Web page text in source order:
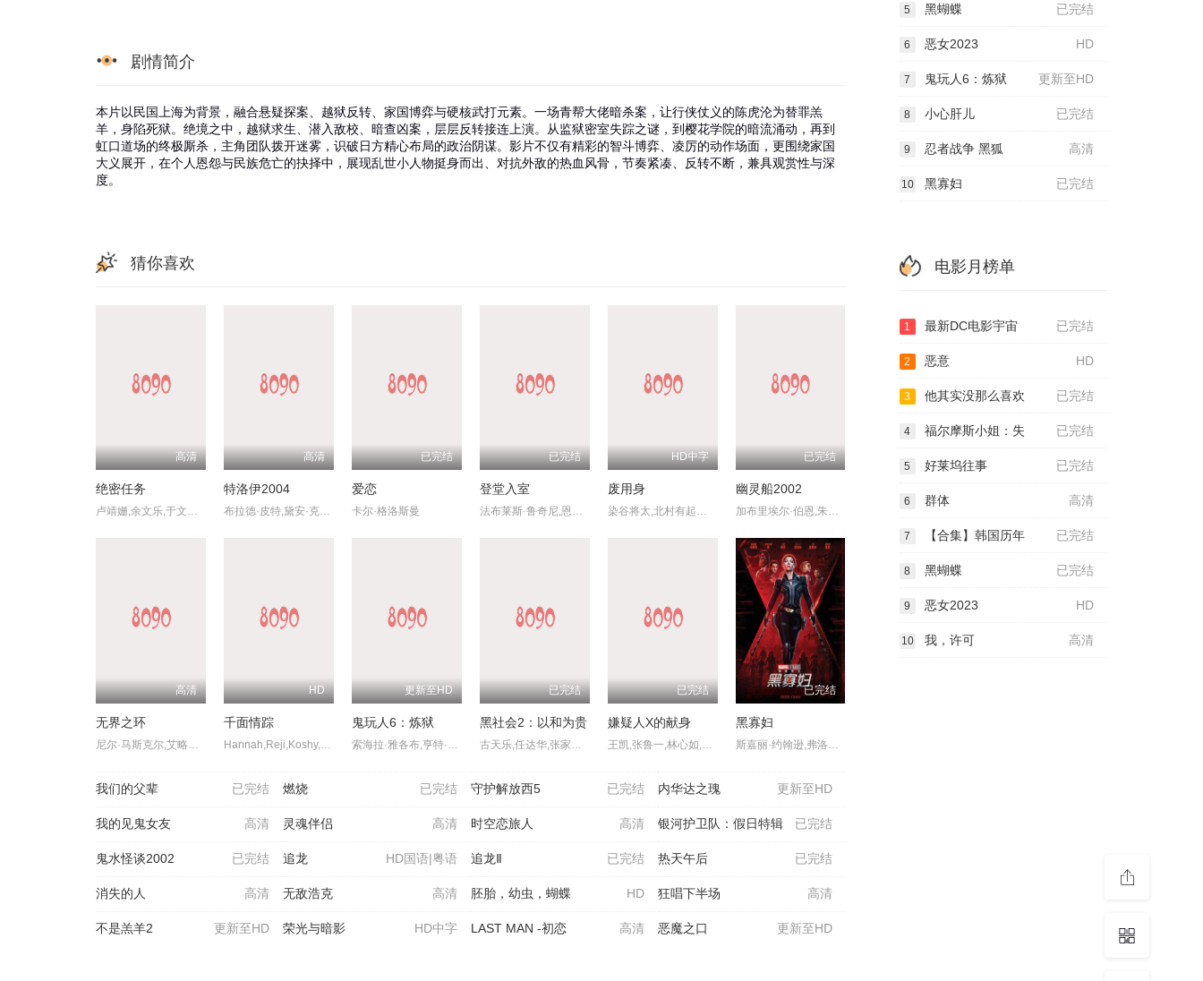
剧情简介
本片以民国上海为背景，融合悬疑探案、越狱反转、家国博弈与硬核武打元素。一场青帮大佬暗杀案，让行侠仗义的陈虎沦为替罪羔
羊，身陷死狱。绝境之中，越狱求生、潜入敌校、暗查凶案，层层反转接连上演。从监狱密室失踪之谜，到樱花学院的暗流涌动，再到
虹口道场的终极厮杀，主角团队拨开迷雾，识破日方精心布局的政治阴谋。影片不仅有精彩的智斗博弈、凌厉的动作场面，更围绕家国
大义展开，在个人恩怨与民族危亡的抉择中，展现乱世小人物挺身而出、对抗外敌的热血风骨，节奏紧凑、反转不断，兼具观赏性与深
度。
猜你喜欢
高清
绝密任务
卢靖姗,余文乐,于文文,蒋璐霞,屈菁菁,张溯哲,朱烁燃,明子煜,褚旭,亮月儿,王飞斐,常丹丹,金丽慧子,潘羞月,朱庭辰,叶彤,凡尼达·宾蒂·伊姆兰,曹操,喻亢,杰布,于晓光,陶慧敏,周惠林,高曙光,王若麟,刘屹宸,基诺,尚馨
高清
特洛伊2004
布拉德·皮特,黛安·克鲁格,奥兰多·布鲁姆,朱利安·格洛弗,布莱恩·考克斯,内森·琼斯,艾瑞克·巴纳,雅各布·史密斯,罗丝·伯恩,彼得·奥图尔
已完结
爱恋
卡尔·格洛斯曼
已完结
登堂入室
法布莱斯·鲁奇尼,恩斯特·吴默埃,克里斯汀·斯科特·托马斯,艾玛纽尔·塞尼耶,德尼·梅诺谢,巴斯蒂安·乌盖托,让-弗朗索瓦·巴尔梅,友兰达·梦露
HD中字
废用身
染谷将太,北村有起哉,泷内公美,广末哲万,中井友望,中村映里子,吉冈睦雄,六平直政
已完结
幽灵船2002
加布里埃尔·伯恩,朱丽安娜·,玛格丽丝,朗·埃达德,戴斯蒙德·哈灵顿,艾赛亚·华盛顿,卡尔·厄本,艾米莉·布朗宁,阿利克斯·迪米崔德斯
高清
无界之环
HD
千面情踪
更新至HD
鬼玩人6：炼狱
已完结
黑社会2：以和为贵
已完结
嫌疑人X的献身
已完结
黑寡妇
已完结
我们的父辈 已完结
燃烧 已完结
守护解放西5 更新至HD
内华达之瑰
高清
我的见鬼女友 高清
灵魂伴侣 高清
时空恋旅人 已完结
银河护卫队：假日特辑
已完结
鬼水怪谈2002 HD国语|粤语
追龙 已完结
追龙Ⅱ 已完结
热天午后
高清
消失的人 高清
无敌浩克 HD
胚胎，幼虫，蝴蝶 高清
狂唱下半场
更新至HD
不是羔羊2 HD中字
荣光与暗影 高清
LAST MAN -初恋 更新至HD
恶魔之口
已完结
5 黑蝴蝶
HD
6 恶女2023
更新至HD
7 鬼玩人6：炼狱
已完结
8 小心肝儿
高清
9 忍者战争 黑狐
已完结
10 黑寡妇
电影月榜单
已完结
1 最新DC电影宇宙
HD
2 恶意
已完结
3 他其实没那么喜欢
已完结
4 福尔摩斯小姐：失
已完结
5 好莱坞往事
高清
6 群体
已完结
7 【合集】韩国历年
已完结
8 黑蝴蝶
HD
9 恶女2023
高清
10 我，许可